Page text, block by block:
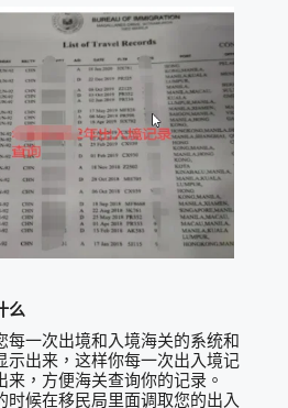
么
每一次出境和入境海关的系统和
示出来，这样你每一次出入境记
来，方便海关查询你的记录。
时候在移民局里面调取您的出入